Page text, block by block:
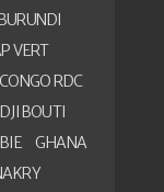
VERT
CONGO RDC
DJIBOUTI
GHANA